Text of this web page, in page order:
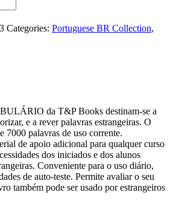
Categories: Portuguese BR Collection,
da T&P Books destinam-se a
e a rever palavras estrangeiras. O
7000 palavras de uso corrente.
de apoio adicional para qualquer curso
dos iniciados e dos alunos
Conveniente para o uso diário,
de auto-teste. Permite avaliar o seu
também pode ser usado por estrangeiros